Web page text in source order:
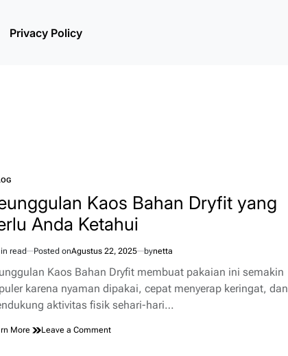
Privacy Policy
Kaos Bahan Dryfit yang
Anda Ketahui
read Posted onAgustus 22, 2025 bynetta
Kaos Bahan Dryfit membuat pakaian ini semakin
karena nyaman dipakai, cepat menyerap keringat, dan
aktivitas fisik sehari-hari…
More Leave a Commenton